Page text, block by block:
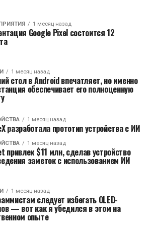
1 месяц назад
Google Pixel состоится 12
1 месяц назад
стол в Android впечатляет, но именно
обеспечивает его полноценную
1 месяц назад
разработала прототип устройства с ИИ
1 месяц назад
привлек $11 млн, сделав устройство
заметок с использованием ИИ
1 месяц назад
следует избегать OLED-
— вот как я убедился в этом на
опыте